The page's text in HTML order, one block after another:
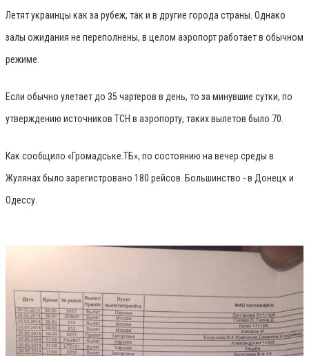
Летят украинцы как за рубеж, так и в другие города страны. Однако
залы ожидания не переполнены, в целом аэропорт работает в обычном
режиме.
Если обычно улетает до 35 чартеров в день, то за минувшие сутки, по
утверждению источников ТСН в аэропорту, таких вылетов было 70.
Как сообщило «Громадське.ТБ», по состоянию на вечер среды в
Жулянах было зарегистровано 180 рейсов. Большинство - в Донецк и
Одессу.